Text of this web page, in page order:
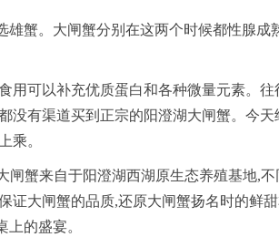
蟹。大闸蟹分别在这两个时候都性腺成
用可以补充优质蛋白和各种微量元素。
没有渠道买到正宗的阳澄湖大闸蟹。今
乘。
蟹来自于阳澄湖西湖原生态养殖基地,
证大闸蟹的品质,还原大闸蟹扬名时的鲜
的盛宴。